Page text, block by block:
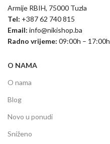
Armije RBIH, 75000 Tuzla
Tel: +387 62 740 815
Email: info@nikishop.ba
Radno vrijeme: 09:00h – 17:00h
O NAMA
O nama
Blog
Novo u ponudi
Sniženo